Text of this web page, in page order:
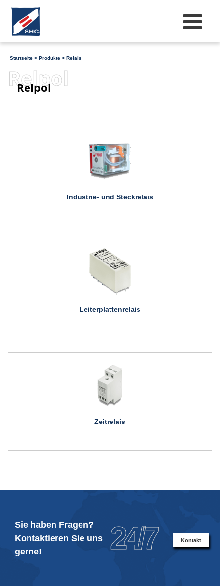
Startseite > Produkte > Relais
Relpol
Relpol
Industrie- und Steckrelais
Leiterplattenrelais
Zeitrelais
Sie haben Fragen?
Kontaktieren Sie uns
gerne!
24/7 Kontakt